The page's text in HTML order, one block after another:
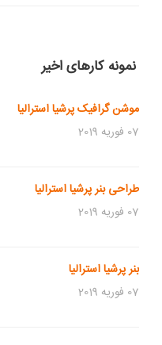
نمونه کارهای اخیر
موشن گرافیک پرشیا استرالیا
07 فوریه 2019
طراحی بنر پرشیا استرالیا
07 فوریه 2019
بنر پرشیا استرالیا
07 فوریه 2019